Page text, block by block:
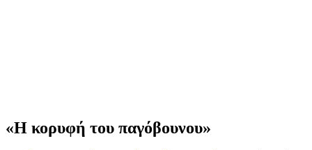
«Η κορυφή του παγόβουνου»